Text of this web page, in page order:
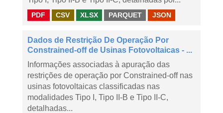
PDF CSV XLSX PARQUET JSON
Dados de Restrição De Operação Por
Constrained-off de Usinas Fotovoltaicas - ...
Informações associadas à apuração das
restrições de operação por Constrained-off nas
usinas fotovoltaicas classificadas nas
modalidades Tipo I, Tipo II-B e Tipo II-C,
detalhadas...